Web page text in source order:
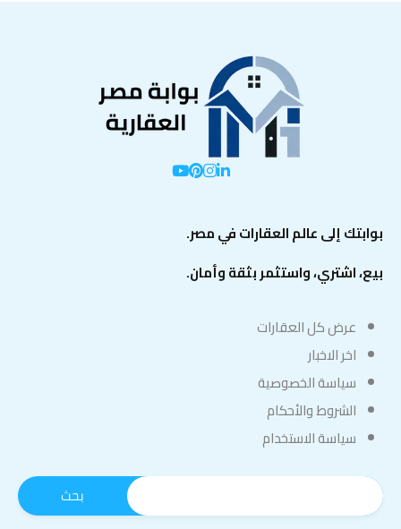
بوابتك إلى عالم العقارات في مصر.
بيع، اشتري، واستثمر بثقة وأمان.
عرض كل العقارات
اخر الاخبار
سياسة الخصوصية
الشروط والأحكام
سياسة الاستخدام